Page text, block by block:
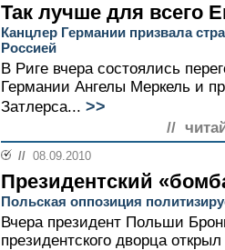
Так лучше для всего
Канцлер Германии призвала
Россией
В Риге вчера состоялись
Германии Ангелы Меркель и
Затлерса... >>
//
// 08.09.2010
Президентский
Польская оппозиция
Вчера президент Польши
президентского дворца